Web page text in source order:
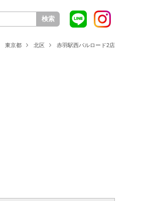
検索
東京都 北区 赤羽駅西パルロード2店